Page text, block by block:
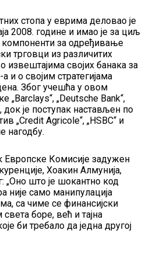
стопа у еврима деловао је
2008. године и имао је за циљ
за одређивање
трговци из различитих
извештајима својих банака за
о својим стратегијама
Због учешћа у овом
„Barclays“, „Deutsche Bank“,
док је поступак настављен по
„Credit Agricole“, „HSBC“ и
нагодбу.
Комисије задужен
Хоакин Алмунија,
„Оно што је шокантно код
само манипулација
са чиме се финансијски
боре, већ и тајна
би требало да једна другој